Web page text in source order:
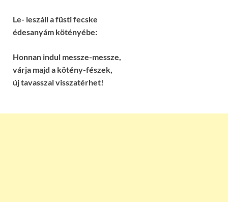
Le- leszáll a füsti fecske
édesanyám kötényébe:
Honnan indul messze-messze,
várja majd a kötény-fészek,
új tavasszal visszatérhet!